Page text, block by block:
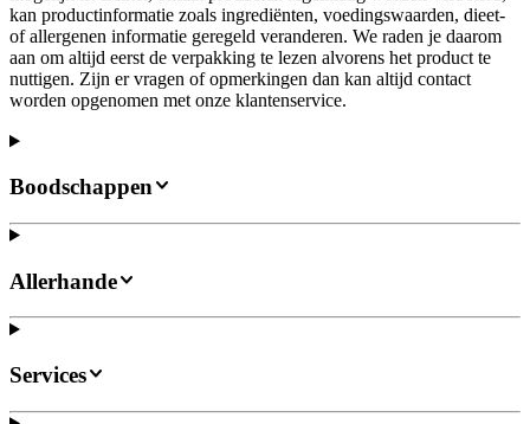
kan productinformatie zoals ingrediënten, voedingswaarden, dieet-
of allergenen informatie geregeld veranderen. We raden je daarom
aan om altijd eerst de verpakking te lezen alvorens het product te
nuttigen. Zijn er vragen of opmerkingen dan kan altijd contact
worden opgenomen met onze klantenservice.
Boodschappen
Allerhande
Services